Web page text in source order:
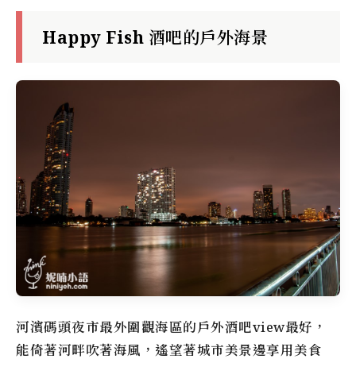
Happy Fish 酒吧的戶外海景
河濱碼頭夜市最外圍觀海區的戶外酒吧view最好，
能倚著河畔吹著海風，遙望著城市美景邊享用美食